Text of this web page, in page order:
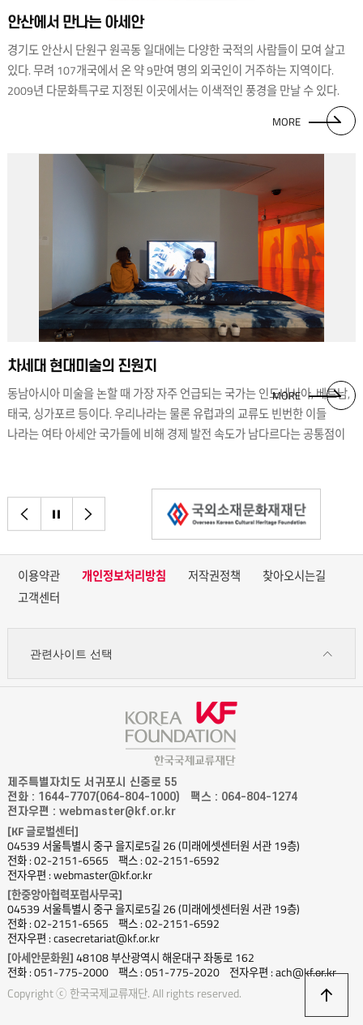
비엔날레, 미술관과 갤러리 등에서 고른 주목을 받고 있으며 미술 전문가 및
컬렉터들의 관심을 사로잡고 있다. 열기만 놓고 보자면 그야말로 차세대
예술의 진원지라 해도 과언이 아니다.
안산에서 만나는 아세안
경기도 안산시 단원구 원곡동 일대에는 다양한 국적의 사람들이 모여 살고
있다. 무려 107개국에서 온 약 9만여 명의 외국인이 거주하는 지역이다.
2009년 다문화특구로 지정된 이곳에서는 이색적인 풍경을 만날 수 있다.
가장 먼저 외국인주민센터 외벽에 58개국의 국기를 붙여 만든 사람 형태의
장식물이 눈길을 끈다. 그 옆으로 세계 각국이 위치한 방향과 거리를 표시한
표지판도 자리한다. 또한 거리의 은행과 식당 등의 간판에 한글뿐 아니라
수많은 외국어가 함께 쓰여 있는 모습도 색다르다. 여기저기에서 베트남,
캄보디아, 인도네시아어를 쉽게 찾아볼 수 있다. 다양한 문화가 숨 쉬는
지역답게 다양한 문화가 공존하는 모습이다. 문화를 이야기할 때 음식을
빼놓을 수 없다. 다문화거리 시장에는 각 나라를 대표하는 형형색색의
음식이 가득하고, 주말이 되면 수많은 사람들이 고향의 음식 냄새를 따라
이곳을 찾는다. 세계 각국의 식재료를 판매하는 상점도 색다른 재미를
선사한다. 해외 각지에서 공수해온 열대과일은 색다른 향기와 빛깔을
자랑한다. 과일가게에서는 국내에서 보기 힘든 두리안을 팔고,
식료품점에서는 할랄 마크가 찍힌 고기가 진열되어 있다. 베트남 음식은
물론 우리나라에서는 흔치 않은 인도네시아, 캄보디아 음식을 파는 식당도
눈에 띈다. 엄연한 한국이지만 외국 현지에 와 있는 듯 더없이 이국적인
풍경이다. 수많은 아세안 국가가 안산 위로 펼쳐져 마구 뒤섞인 느낌이다.
다문화거리를 다 둘러보았다면 그다음은 세계문화체험관으로 향할 차례다.
건물 안으로 전통의상을 걸친 마네킹들이 줄지어 선 모습이 사람들을 불러
악기까지 마련되어 볼거리가 다양하다. 베트남의 전통 타악기인 단모부터
인도네시아의 스프링드럼까지 종류가 다양하다. 무엇보다 방문객들이
베트남의 아오자이나 캄보디아의 삼포트와 사롱 등 전통의상에 모자와
신발까지 직접 착용해볼 수 있어 인기가 높다. 다만 지금은 코로나19로
방문이 어려울 수 있으니 미리 운영 일정을 확인하도록 하자.
MORE
차세대 현대미술의 진원지
동남아시아 미술을 논할 때 가장 자주 언급되는 국가는 인도네시아, 베트남,
태국, 싱가포르 등이다. 우리나라는 물론 유럽과의 교류도 빈번한 이들
나라는 여타 아세안 국가들에 비해 경제 발전 속도가 남다르다는 공통점이
인도네시아와 베트남, 태국, 필리핀은 현대미술의 대표 주자이다. 생소함과
낯섦을 무기로 경매와 화랑에서 자주 접할 수 있다. 비엔날레나 미술관
전시에서 또한 이들 나라 작가들의 작품은 주요 위치에 걸린다. 국가마다
다소 다른 정치·사회적 맥락에 글로벌리즘이 결합된 미술 언어로 자신들만의
색깔을 보여주고 있기 때문이다. 동남아시아 현대미술의 특징은 현실 부합에
있다. 매체와 표현 방식은 저마다 다르지만 새로운 사회적 진실의 탐구와
특히 부패와 폭력, 민중의 삶과 전통, 역사와 정체성도 주요한 주제이다. 젊은
작가들은 동성애, 개인주의, 자본주의도 거리낌 없이 담는다. 동남아시아
작가들의 작품에 있어 흥미로운 사실은 세계 미술시장의 흐름과 국제 관계,
21세기 인터넷 환경에 따른 변화에 적응한 채 세계 미술사로의 편입을
서두르고 있다는 점이다. 급속한 자본의 재편으로 삶의 양식이 변하는 만큼
미술 형식과 태도 역시 급변하는 중이다. 하지만 동남아시아 모든 나라가
위와 같은 맥락에 포함되는 건 아니다. 캄보디아, 라오스, 미얀마 작가들의
작품은 여전히 전통적인 느낌이 강하다. 좋게 보면 손맛이 살아있다. 그러나
아직 현대미술 장르에서 내세울 만한 작가는 드물다. 그럼에도 동남아시아의
현대미술을 무시할 수 없는 건 경제 발전과 서구의 영향으로 대중적·문화적
자양분을 분석하는 능력이 뛰어난데다 감성의 독자성이 남다르다는 데 있다.
격동기를 지나는 과정에서 도출된 담론 또한 아세안 현대미술을 조명하는 데
있어 남다른 의미를 지닌다.
MORE
이전으로
정지
이용약관 개인정보처리방침 저작권정책
찾아오시는길
고객센터
관련사이트 선택
제주특별자치도 서귀포시 신중로 55
전화 : 1644-7707(064-804-1000)
팩스 : 064-804-1274
전자우편 : webmaster@kf.or.kr
[KF 글로벌센터]
04539 서울특별시 중구 을지로5길 26 (미래에셋센터원 서관 19층)
전화 : 02-2151-6565
팩스 : 02-2151-6592
전자우편 : webmaster@kf.or.kr
[한중앙아협력포럼사무국]
04539 서울특별시 중구 을지로5길 26 (미래에셋센터원 서관 19층)
전화 : 02-2151-6565
팩스 : 02-2151-6592
전자우편 : casecretariat@kf.or.kr
[아세안문화원] 48108 부산광역시 해운대구 좌동로 162
전화 : 051-775-2000
팩스 : 051-775-2020
전자우편 : ach@kf.or.kr
Copyright ⓒ 한국국제교류재단. All rights reserved.